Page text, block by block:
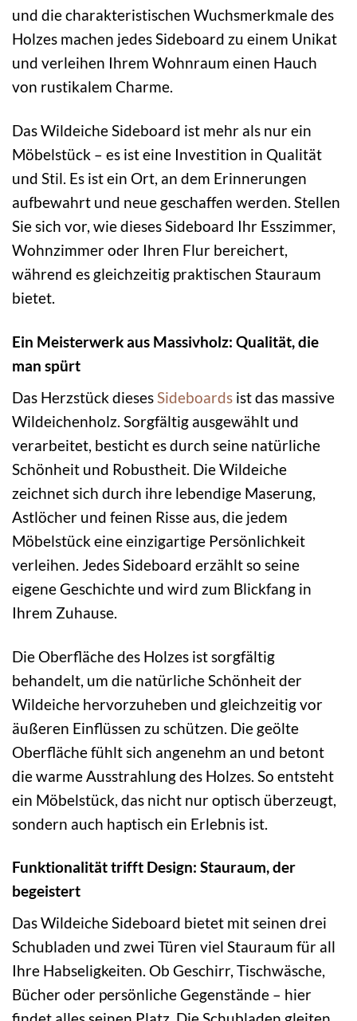
und die charakteristischen Wuchsmerkmale des
Holzes machen jedes Sideboard zu einem Unikat
und verleihen Ihrem Wohnraum einen Hauch
von rustikalem Charme.
Das Wildeiche Sideboard ist mehr als nur ein
Möbelstück – es ist eine Investition in Qualität
und Stil. Es ist ein Ort, an dem Erinnerungen
aufbewahrt und neue geschaffen werden. Stellen
Sie sich vor, wie dieses Sideboard Ihr Esszimmer,
Wohnzimmer oder Ihren Flur bereichert,
während es gleichzeitig praktischen Stauraum
bietet.
Ein Meisterwerk aus Massivholz: Qualität, die
man spürt
Das Herzstück dieses Sideboards ist das massive
Wildeichenholz. Sorgfältig ausgewählt und
verarbeitet, besticht es durch seine natürliche
Schönheit und Robustheit. Die Wildeiche
zeichnet sich durch ihre lebendige Maserung,
Astlöcher und feinen Risse aus, die jedem
Möbelstück eine einzigartige Persönlichkeit
verleihen. Jedes Sideboard erzählt so seine
eigene Geschichte und wird zum Blickfang in
Ihrem Zuhause.
Die Oberfläche des Holzes ist sorgfältig
behandelt, um die natürliche Schönheit der
Wildeiche hervorzuheben und gleichzeitig vor
äußeren Einflüssen zu schützen. Die geölte
Oberfläche fühlt sich angenehm an und betont
die warme Ausstrahlung des Holzes. So entsteht
ein Möbelstück, das nicht nur optisch überzeugt,
sondern auch haptisch ein Erlebnis ist.
Funktionalität trifft Design: Stauraum, der
begeistert
Das Wildeiche Sideboard bietet mit seinen drei
Schubladen und zwei Türen viel Stauraum für all
Ihre Habseligkeiten. Ob Geschirr, Tischwäsche,
Bücher oder persönliche Gegenstände – hier